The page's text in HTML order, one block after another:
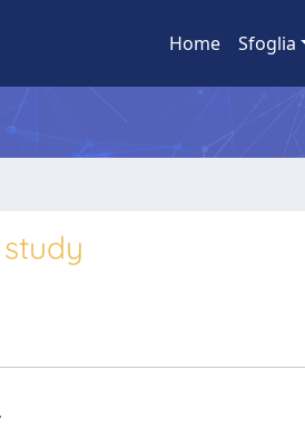
Home Sfoglia